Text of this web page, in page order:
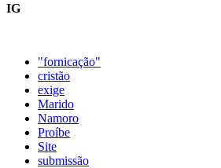
IG
"fornicação"
cristão
exige
Marido
Namoro
Proíbe
Site
submissão